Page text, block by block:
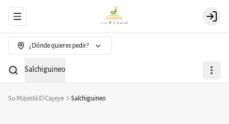
Abrir menu de navegación Login
¿Dónde quieres pedir?
Salchiguineo
Su Majestá El Cayeye Salchiguineo